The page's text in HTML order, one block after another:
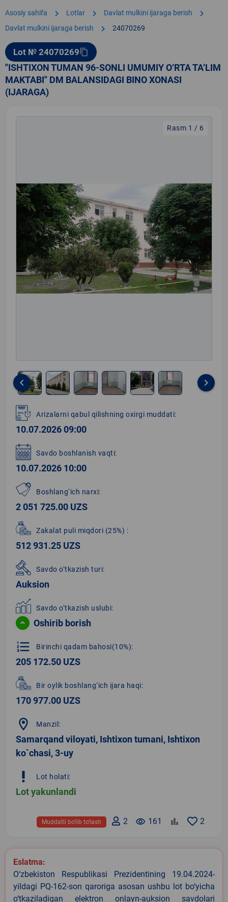
Asosiy sahifa chevron_right Lotlar chevron_right Davlat mulkini ijaraga berish chevron_right
Davlat mulkini ijaraga berish chevron_right 24070269
Lot № 24070269content_copy
"ISHTIXON TUMAN 96-SONLI UMUMIY O‘RTA TA‘LIM
MAKTABI" DM BALANSIDAGI BINO XONASI
(IJARAGA)
Rasm 1 / 6
1
of
6
keyboard_arrow_left keyboard_arrow_right
Arizalarni qabul qilishning oxirgi muddati:
10.07.2026 09:00
Savdo boshlanish vaqti:
10.07.2026 10:00
Boshlang‘ich narxi:
2 051 725.00 UZS
Zakalat puli miqdori (25%) :
512 931.25 UZS
Savdo o‘tkazish turi:
Auksion
Savdo o‘tkazish uslubi:
Oshirib borish
format_list_numbered Birinchi qadam bahosi(10%):
205 172.50 UZS
Bir oylik boshlang‘ich ijara haqi:
170 977.00 UZS
location_on Manzil:
Samarqand viloyati, Ishtixon tumani, Ishtixon
ko`chasi, 3-uy
priority_high Lot holati:
Lot yakunlandi
2
remove_red_eye 161
2
Muddatli bo‘lib to‘lash
Eslatma:
O‘zbekiston Respublikasi Prezidentining 19.04.2024-
yildagi PQ-162-son qaroriga asosan ushbu lot bo‘yicha
o‘tkaziladigan elektron onlayn-auksion savdolari